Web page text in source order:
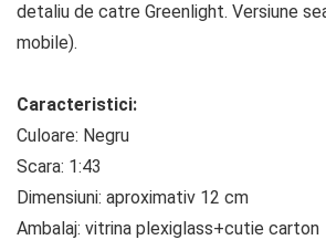
detaliu de catre Greenlight. Versiune
mobile).
Caracteristici:
Culoare: Negru
Scara: 1:43
Dimensiuni: aproximativ 12 cm
Ambalaj: vitrina plexiglass+cutie carton